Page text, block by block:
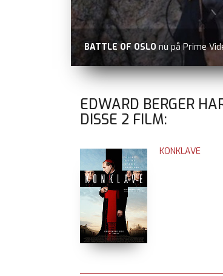
BATTLE OF OSLO nu på Prime
EDWARD BERGER
DISSE 2 FILM:
KONKLAVE